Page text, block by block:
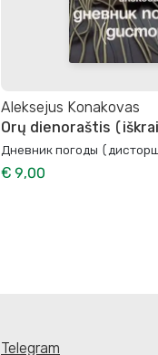
Aleksejus Konakovas
Orų dienoraštis
Дневник погоды
€ 9,00
Telegram